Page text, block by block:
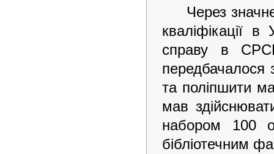
Через
кваліфікації
справу в
передбачалося
та поліпшити
мав
набором 100
бібліотечним